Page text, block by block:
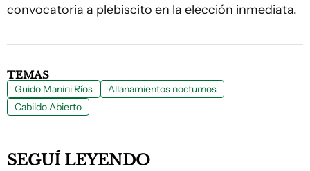
convocatoria a plebiscito en la elección inmediata.
TEMAS
Guido Manini Ríos
Allanamientos nocturnos
Cabildo Abierto
SEGUÍ LEYENDO